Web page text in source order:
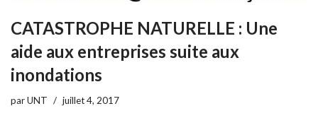
CATASTROPHE NATURELLE : Une
aide aux entreprises suite aux
inondations
parUNT juillet 4, 2017